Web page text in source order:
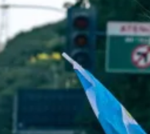
Aldeinha OsascoParque dos
Santa LuziaParque Viana
Santana de
do SolVila Barros Vila Boa VistaVila
Vila Márcia Vila Nossa Sra. da